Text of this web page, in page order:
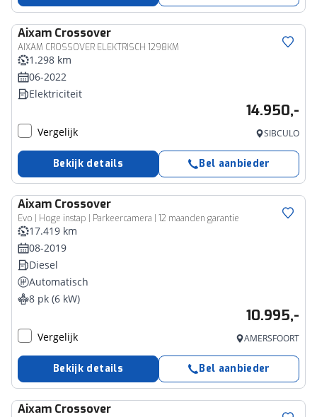
Aixam Crossover
AIXAM CROSSOVER ELEKTRISCH 1298KM
1.298 km
06-2022
Elektriciteit
14.950,-
Vergelijk SIBCULO
Bekijk details Bel aanbieder
Aixam Crossover
Evo | Hoge instap | Parkeercamera | 12 maanden garantie
17.419 km
08-2019
Diesel
Automatisch
8 pk (6 kW)
10.995,-
Vergelijk AMERSFOORT
Bekijk details Bel aanbieder
Aixam Crossover